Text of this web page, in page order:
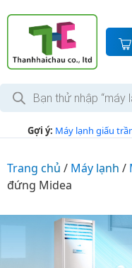
c
t
T
m
i
h
ẩ
Gợi ý: Máy lạnh giấu
Trang chủ / Máy lạnh /
đứng Midea